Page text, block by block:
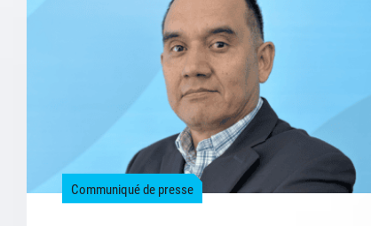
Communiqué de presse